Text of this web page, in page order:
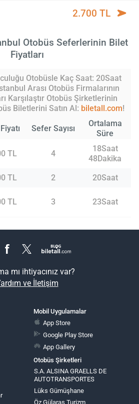
2.700 TL
Otobüs Seferlerinin Bilet
Fiyatları
Otobüsle Kaç Saat: 20Saat
Arası Otobüs Firmalarının
Karşılaştır Otobüs Şirketlerinin
Biletlerini Satın Al: biletall.com!
Sefer Sayısı
Ortalama
Süre
TL 4
18Saat
48Dakika
TL 2
20Saat
TL 3 23Saat
mı ihtiyacınız var?
ve İletişim
Mobil Uygulamalar
App Store
Google Play Store
App Gallery
Otobüs Şirketleri
S.A. ALSINA GRAELLS DE
AUTOTRANSPORTES
Lüks Gümüşhane
Öz Gülaras Turizm